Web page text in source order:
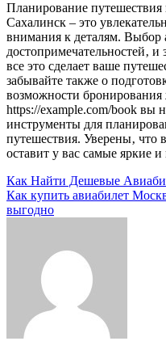
Планирование
Сахалинск – это
внимания к деталям. Выбор
достопримечательностей‚
все это сделает ваше
забывайте также о
возможности бронирования
https://example.com/book вы
инструменты для
путешествия. Уверены‚
оставит у вас самые яркие
Навигация
по
Как Найти Дешевые
Как купить авиабилет
выгодно